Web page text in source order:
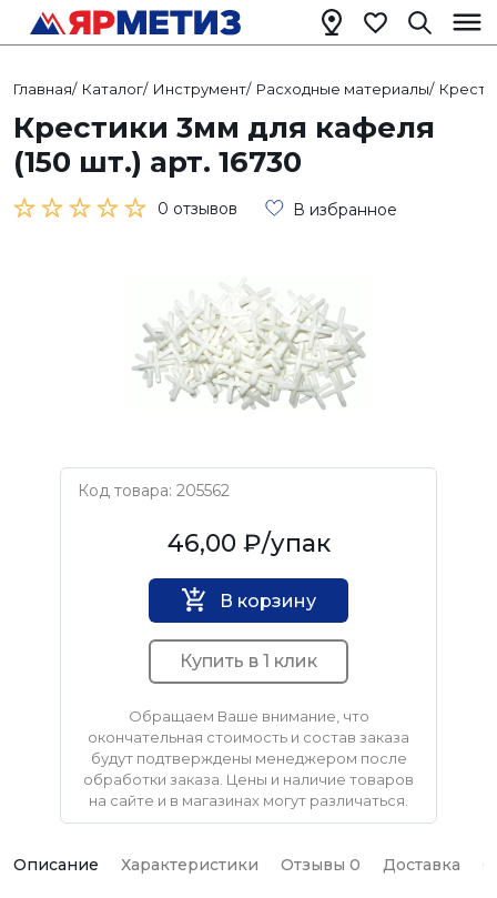
Главная/ Каталог/ Инструмент/ Расходные материалы/
Крестики 3мм для кафеля
(150 шт.) арт. 16730
0 отзывов В избранное
Код товара: 205562
Нет бренда46,00 ₽/упак
В корзину
Купить в 1 клик
Обращаем Ваше внимание, что
окончательная стоимость и состав заказа
будут подтверждены менеджером после
обработки заказа. Цены и наличие товаров
на сайте и в магазинах могут различаться.
Описание Характеристики Отзывы 0 Доставка